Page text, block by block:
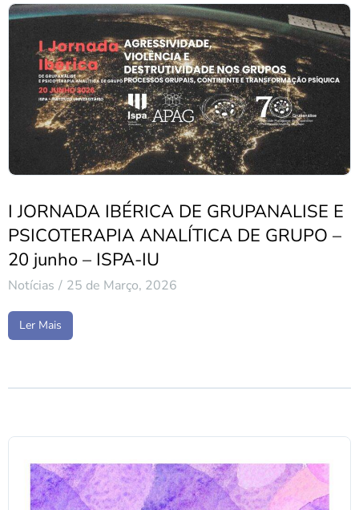
I JORNADA IBÉRICA DE GRUPANALISE E
PSICOTERAPIA ANALÍTICA DE GRUPO –
20 junho – ISPA-IU
Notícias 25 de Março, 2026
Ler Mais